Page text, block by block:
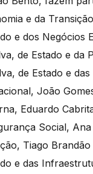
e da
e dos Negócios
de Estado e da
de Estado e
João
Eduardo
Social,
Tiago
e das